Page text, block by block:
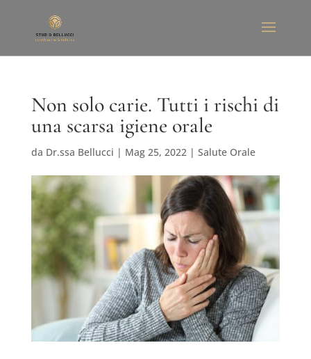
Non solo carie. Tutti i rischi di
una scarsa igiene orale
da Dr.ssa Bellucci | Mag 25, 2022| Salute Orale